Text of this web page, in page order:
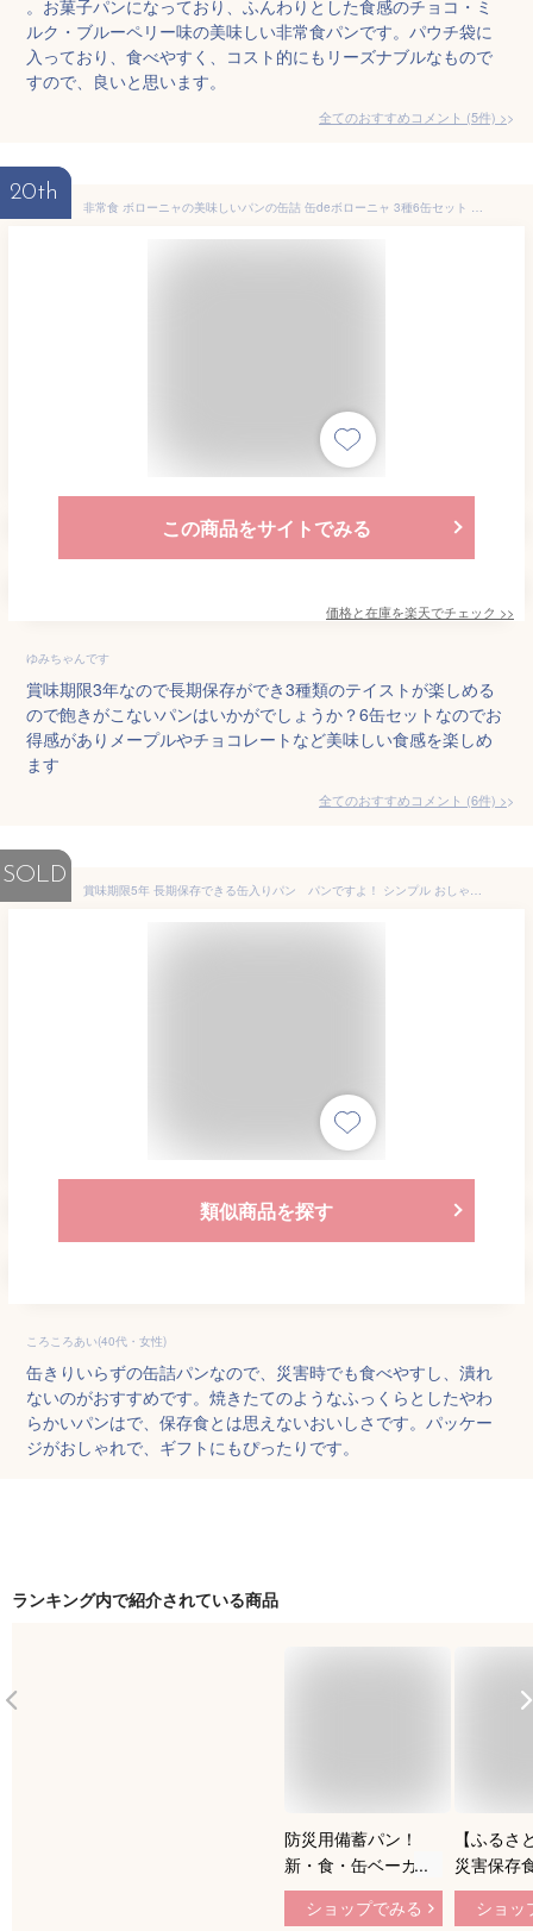
。お菓子パンになっており、ふんわりとした食感のチョコ・ミ
ルク・ブルーペリー味の美味しい非常食パンです。パウチ袋に
入っており、食べやすく、コスト的にもリーズナブルなもので
すので、良いと思います。
全てのおすすめコメント (5件) >
20th
非常食 ボローニャの美味しいパンの缶詰 缶deボローニャ 3種6缶セット 賞味期限5年 プレーン・メープル・チョコレート
この商品をサイトでみる
価格と在庫を楽天でチェック >>
ゆみちゃんです
賞味期限3年なので長期保存ができ3種類のテイストが楽しめる
ので飽きがこないパンはいかがでしょうか？6缶セットなのでお
得感がありメープルやチョコレートなど美味しい食感を楽しめ
ます
全てのおすすめコメント (6件) >
SOLD
賞味期限5年 長期保存できる缶入りパン パンですよ！ シンプル おしゃれ 6缶セット プレゼント クリスマス お中元 お歳暮 お年賀 ギフト パン 保存食 非常食 缶詰 長期保存 備蓄 防災用品 キャンプ アウトドア 名古屋ライトハウス レーズン チョコチップ コーヒーナッツ
類似商品を探す
ころころあい(40代・女性)
缶きりいらずの缶詰パンなので、災害時でも食べやすし、潰れ
ないのがおすすめです。焼きたてのようなふっくらとしたやわ
らかいパンはで、保存食とは思えないおいしさです。パッケー
ジがおしゃれで、ギフトにもぴったりです。
ランキング内で紹介されている商品
防災用備蓄パン！
新・食・缶ベーカリ
ー 最大3年保存可
能！缶入りソフトパ
ショップでみる
【ふるさ
災害保存
蓄用パン
長期保存
ショッ